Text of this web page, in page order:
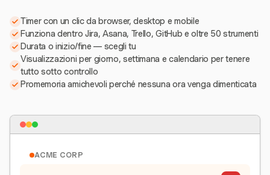
Timer con un clic da browser, desktop e mobile
Funziona dentro Jira, Asana, Trello, GitHub e oltre 50 strumenti
Durata o inizio/fine — scegli tu
Visualizzazioni per giorno, settimana e calendario per tenere
tutto sotto controllo
Promemoria amichevoli perché nessuna ora venga dimenticata
ACME CORP